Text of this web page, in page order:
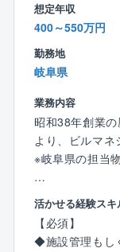
一度きりのかけ
ご要望、こだわ
ロから創り上げ
し、創り上げて
という感謝の言
を感じられます
また、個人住宅
法人顧客からの
時代の変化に合
技術、知識も進
な挑戦が出来る
想定年収
400～550万円
勤務地
岐阜県
業務内容
昭和38年創業
より、ビルマネ
※岐阜県の担当
【具体的には】
・現場スタッフ
・年間予算計画
活かせる経験スキ
【必須】
◆施設管理もし